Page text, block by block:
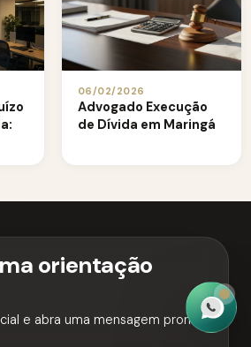
06/02/2026
Advogado Execução
de Dívida em Maringá
orientação
e abra uma mensagem pronta